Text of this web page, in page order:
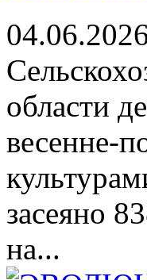
области
весенне-
засеяно
на...